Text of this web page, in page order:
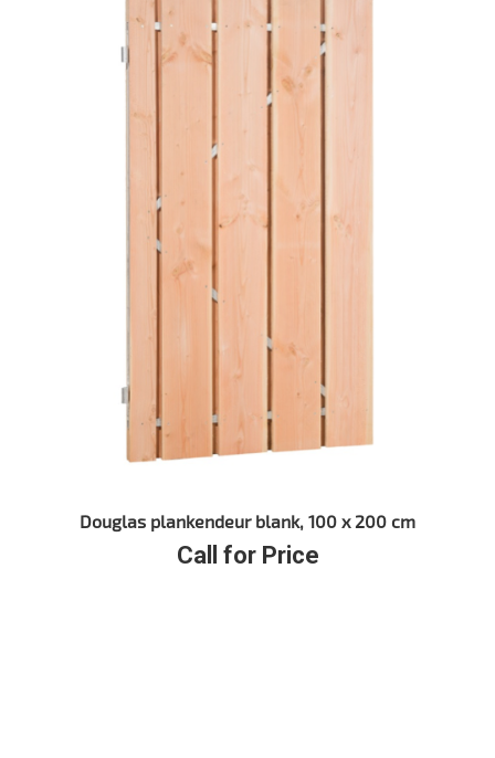
Douglas plankendeur blank, 100 x 200 cm
Call for Price